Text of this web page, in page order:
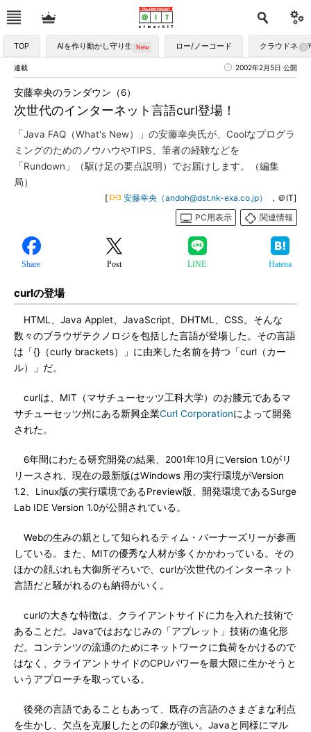
TOP AIを作り動かし守り生かす ロー/ノーコード クラウドネイ
連載 2002年2月5日 公開
次世代のインターネット言語curl登場！
安藤幸央のランダウン（6）
「Java FAQ（What's New）」の安藤幸央氏が、Coolなプログラ
ミングのためのノウハウやTIPS、筆者の経験などを
「Rundown」（駆け足の要点説明）でお届けします。（編集
局）
[ 安藤幸央（andoh@dst.nk-exa.co.jp）
，＠IT]
PC用表示
関連情報
Share Post LINE Hatena
curlの登場
HTML、Java Applet、JavaScript、DHTML、CSS。そんな
数々のブラウザテクノロジを包括した言語が登場した。その言語
は「{}（curly brackets）」に由来した名前を持つ「curl（カー
ル）」だ。
curlは、MIT（マサチューセッツ工科大学）のお膝元であるマ
サチューセッツ州にある新興企業Curl Corporationによって開発
された。
6年間にわたる研究開発の結果、2001年10月にVersion 1.0がリ
リースされ、現在の最新版はWindows 用の実行環境がVersion
1.2、Linux版の実行環境であるPreview版、開発環境であるSurge
Lab IDE Version 1.0が公開されている。
Webの生みの親として知られるティム・バーナーズリーが参画
している。また、MITの優秀な人材が多くかかわっている。その
ほかの顔ぶれも大御所ぞろいで、curlが次世代のインターネット
言語だと騒がれるのも納得がいく。
curlの大きな特徴は、クライアントサイドに力を入れた技術で
あることだ。Javaではおなじみの「アプレット」技術の進化形
だ。コンテンツの流通のためにネットワークに負荷をかけるので
はなく、クライアントサイドのCPUパワーを最大限に生かそうと
いうアプローチを取っている。
後発の言語であることもあって、既存の言語のさまざまな利点
を生かし、欠点を克服したとの印象が強い。Javaと同様にマル